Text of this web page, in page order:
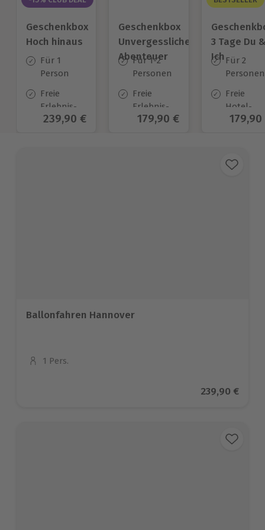
Geschenkbox
Hoch hinaus
Für 1
Person
Freie
Erlebnis-
Auswahl
Aktueller Preis
239,90 €
Geschenkbox
Unvergessliche
Abenteuer
Für 1-2
Personen
Freie
Erlebnis-
Auswahl
Aktueller Preis
179,90 €
3 Tage Du
Ich Für 2
Personen
Freie
Hotel-
Auswahl
179,90
Ballonfahren Hannover
Anzahl der Teilnehmer
1 Pers.
Aktueller
239,90 €